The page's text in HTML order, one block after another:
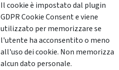
Il cookie è impostato dal plugin
GDPR Cookie Consent e viene
utilizzato per memorizzare se
l'utente ha acconsentito o meno
all'uso dei cookie. Non memorizza
alcun dato personale.